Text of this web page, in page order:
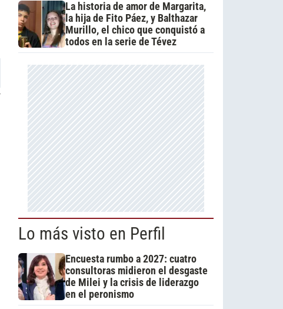
La historia de amor de Margarita,
la hija de Fito Páez, y Balthazar
Murillo, el chico que conquistó a
todos en la serie de Tévez
Lo más visto en Perfil
Encuesta rumbo a 2027: cuatro
consultoras midieron el desgaste
de Milei y la crisis de liderazgo
en el peronismo